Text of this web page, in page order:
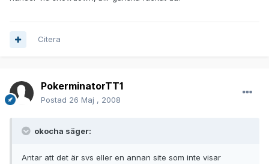
Citera
PokerminatorTT1
Postad 26 Maj , 2008
okocha säger:
Antar att det är svs eller en annan site som inte visar